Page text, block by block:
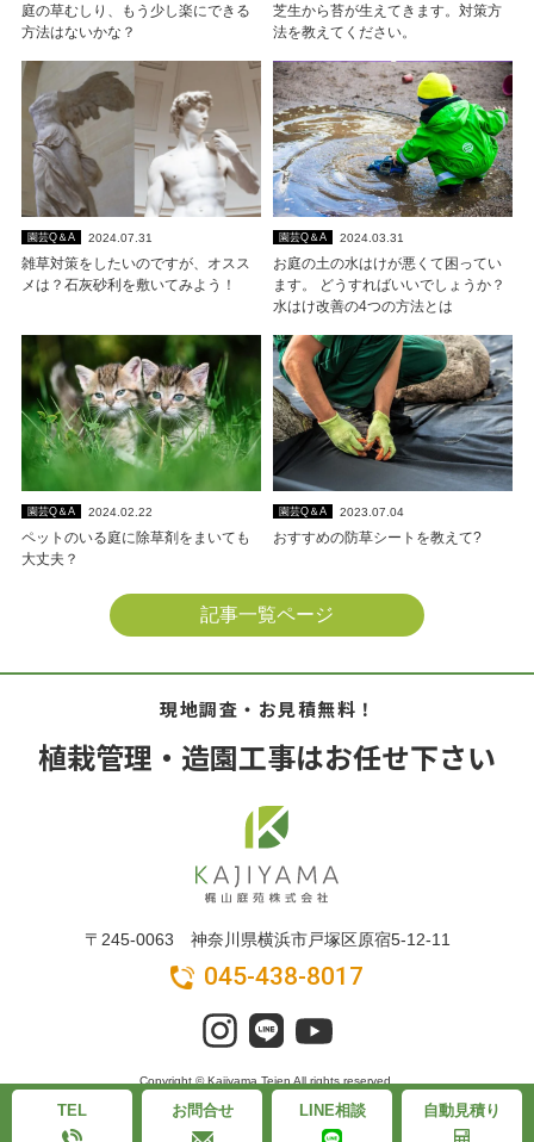
庭の草むしり、もう少し楽にできる
方法はないかな？
芝生から苔が生えてきます。対策方
法を教えてください。
園芸Q＆A 2024.07.31
雑草対策をしたいのですが、オスス
メは？石灰砂利を敷いてみよう！
園芸Q＆A 2024.03.31
お庭の土の水はけが悪くて困ってい
ます。 どうすればいいでしょうか？
水はけ改善の4つの方法とは
園芸Q＆A 2024.02.22
ペットのいる庭に除草剤をまいても
大丈夫？
園芸Q＆A 2023.07.04
おすすめの防草シートを教えて?
記事一覧ページ
現地調査・お見積無料！
植栽管理・造園工事はお任せ下さい
〒245-0063 神奈川県横浜市戸塚区原宿5-12-11
045-438-8017
Copyright © Kajiyama Teien All rights reserved.
TEL お問合せ LINE相談 自動見積り